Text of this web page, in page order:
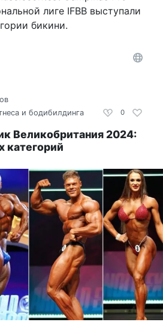
лиге IFBB выступали
бикини.
0
и бодибилдинга
Великобритания 2024:
категорий